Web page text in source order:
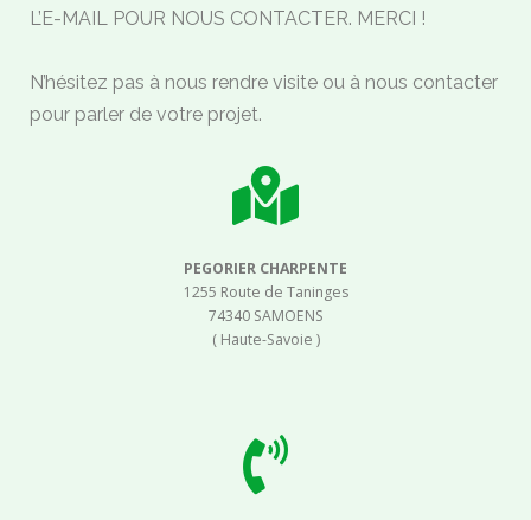
L’E-MAIL POUR NOUS CONTACTER. MERCI !
N’hésitez pas à nous rendre visite ou à nous contacter
pour parler de votre projet.
PEGORIER CHARPENTE
1255 Route de Taninges
74340 SAMOENS
( Haute-Savoie )